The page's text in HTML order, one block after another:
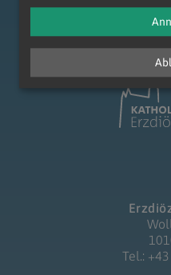
Tel.: